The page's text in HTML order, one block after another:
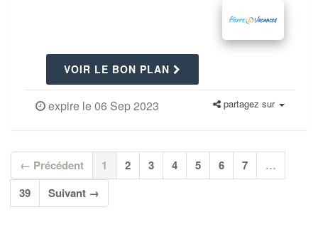
VOIR LE BON PLAN
expire le 06 Sep 2023 partagez sur
← Précédent 1 (current)
2 3 4 5 6 7
…
39
Suivant →